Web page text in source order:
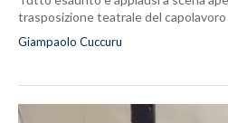
trasposizione teatrale del
Giampaolo Cuccuru